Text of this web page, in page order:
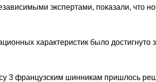
экспертами, показали, что
характеристик было достигнуто
3 французским шинникам пришлось